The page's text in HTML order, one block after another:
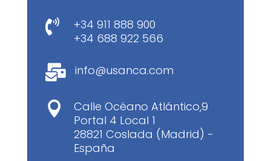

+34 911 888 900
+34 688 922 566
 info@usanca.com

Calle Océano Atlántico,9
Portal 4 Local 1
28821 Coslada (Madrid) -
España